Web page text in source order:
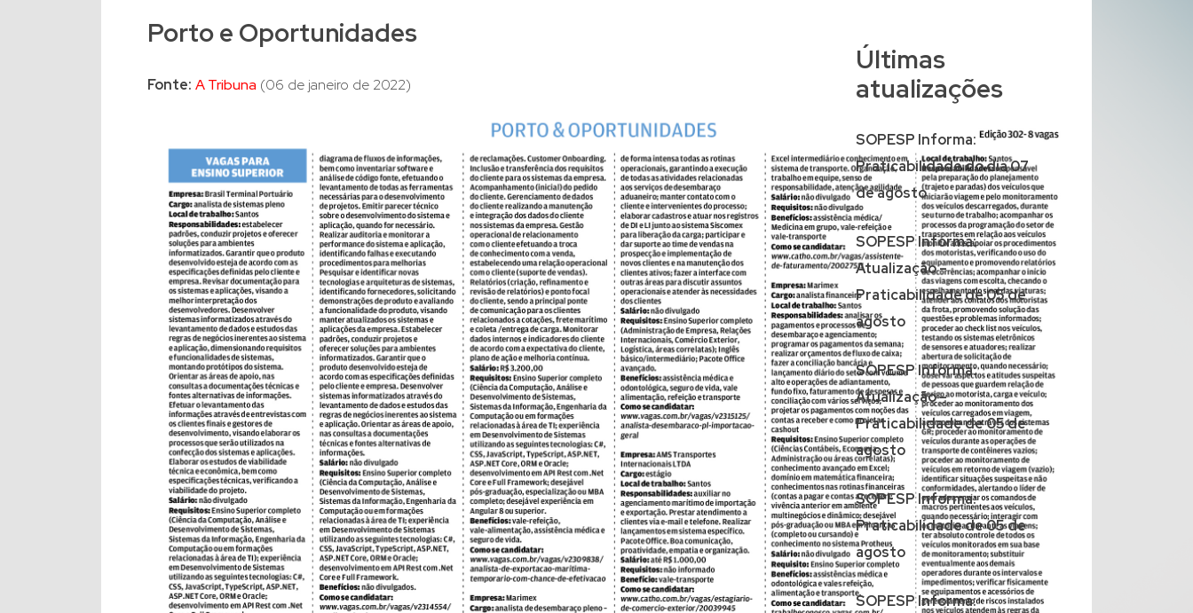
Porto e Oportunidades
Fonte: A Tribuna (06 de janeiro de 2022)
Últimas
atualizações
SOPESP Informa:
Praticabilidade do dia 07
de agosto
SOPESP Informa:
Atualização –
Praticabilidade de 05 de
agosto
SOPESP Informa:
Atualização –
Praticabilidade de 05 de
agosto
SOPESP Informa:
Praticabilidade de 05 de
agosto
SOPESP Informa: